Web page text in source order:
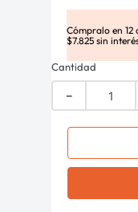
Cómpralo en 12
$7.825 sin
Cantidad
－